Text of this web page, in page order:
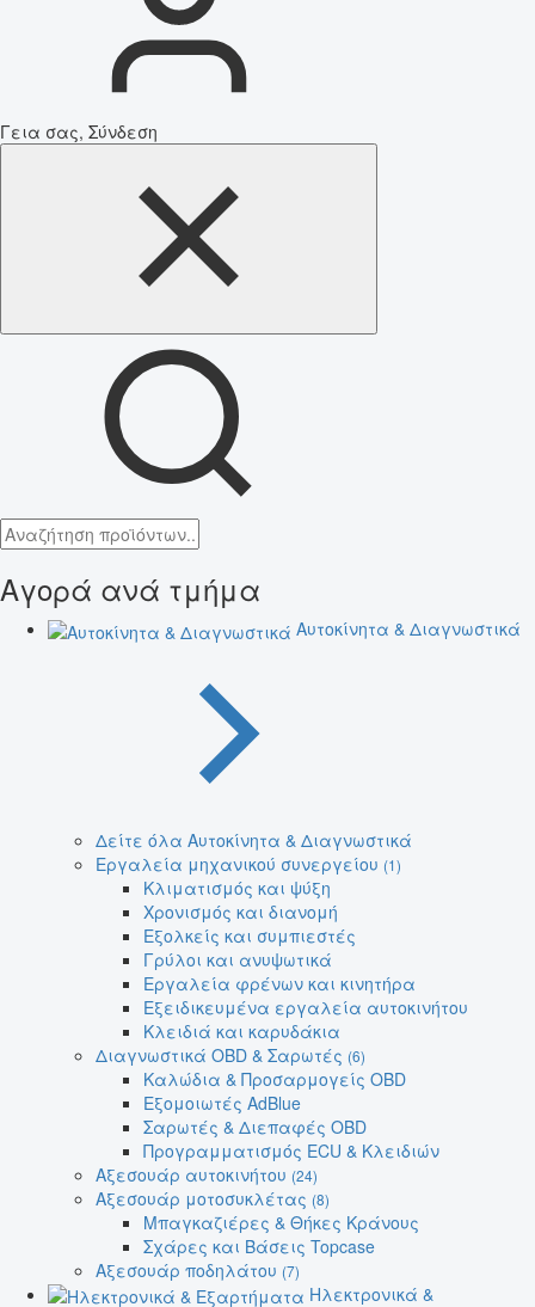
Γεια σας, Σύνδεση
Αγορά ανά τμήμα
Αυτοκίνητα & Διαγνωστικά
Δείτε όλα Αυτοκίνητα & Διαγνωστικά
Εργαλεία μηχανικού συνεργείου (1)
Κλιματισμός και ψύξη
Χρονισμός και διανομή
Εξολκείς και συμπιεστές
Γρύλοι και ανυψωτικά
Εργαλεία φρένων και κινητήρα
Εξειδικευμένα εργαλεία αυτοκινήτου
Κλειδιά και καρυδάκια
Διαγνωστικά OBD & Σαρωτές (6)
Καλώδια & Προσαρμογείς OBD
Εξομοιωτές AdBlue
Σαρωτές & Διεπαφές OBD
Προγραμματισμός ECU & Κλειδιών
Αξεσουάρ αυτοκινήτου (24)
Αξεσουάρ μοτοσυκλέτας (8)
Μπαγκαζιέρες & Θήκες Κράνους
Σχάρες και Βάσεις Topcase
Αξεσουάρ ποδηλάτου (7)
Ηλεκτρονικά &